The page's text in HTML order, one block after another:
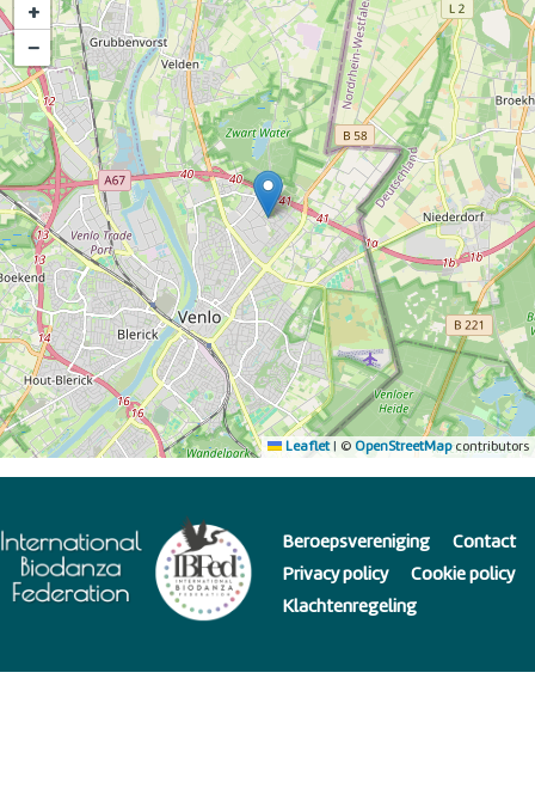
+
−
Leaflet © OpenStreetMapcontributors
Beroepsvereniging
Contact
Privacy policy
Cookie policy
Klachtenregeling